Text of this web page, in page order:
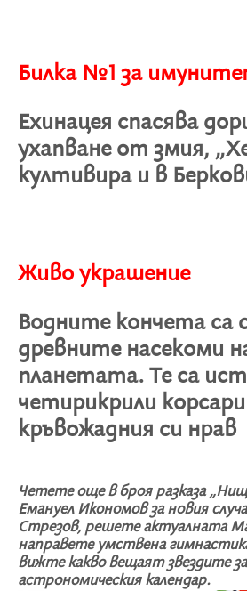
Билка №1 за
Ехинацея спасява
ухапване от змия,
култивира и в
Живо украшение
Водните кончета са
древните насекоми
планетата. Те са
четирикрили
кръвожадния си нрав
Четете още в броя разказа
Емануел Икономов за новия
Стрезов, решете актуалната
направете умствена
вижте какво вещаят звездите
астрономическия календар.